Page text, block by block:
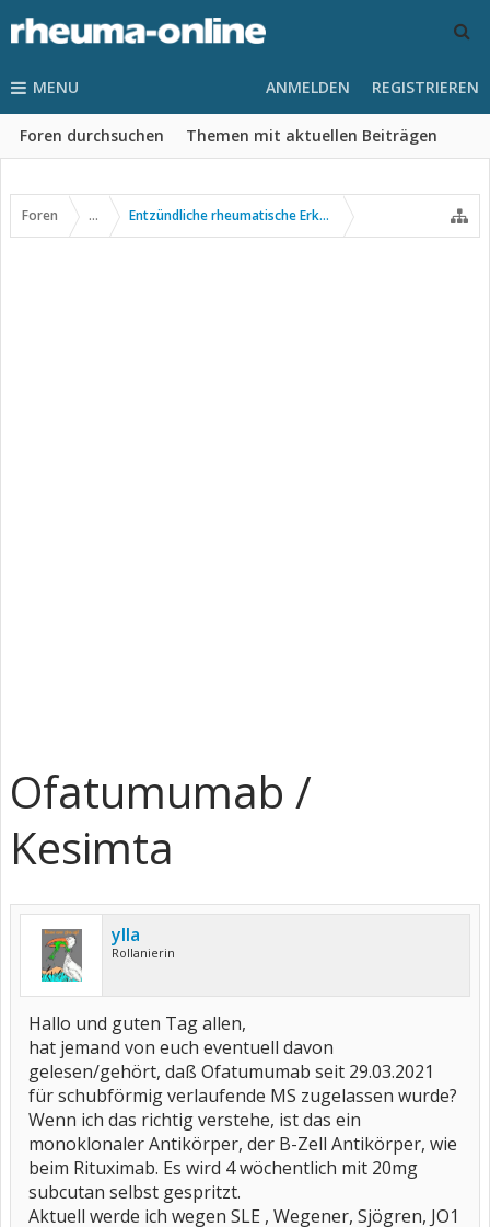
MENU
Foren durchsuchen Themen mit aktuellen Beiträgen
ANMELDEN REGISTRIEREN
Foren ... Entzündliche rheumatische Erkrankungen
Ofatumumab /
Kesimta
ylla
Rollanierin
Hallo und guten Tag allen,
hat jemand von euch eventuell davon
gelesen/gehört, daß Ofatumumab seit 29.03.2021
für schubförmig verlaufende MS zugelassen wurde?
Wenn ich das richtig verstehe, ist das ein
monoklonaler Antikörper, der B-Zell Antikörper, wie
beim Rituximab. Es wird 4 wöchentlich mit 20mg
subcutan selbst gespritzt.
Aktuell werde ich wegen SLE , Wegener, Sjögren, JO1